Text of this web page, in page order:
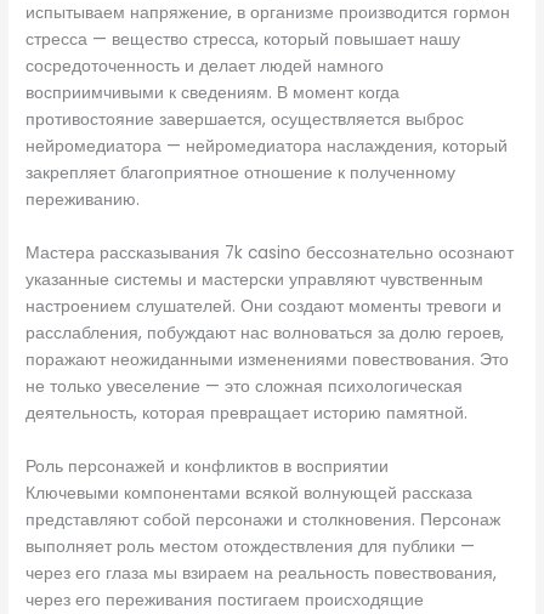
испытываем напряжение, в организме производится гормон
стресса — вещество стресса, который повышает нашу
сосредоточенность и делает людей намного
восприимчивыми к сведениям. В момент когда
противостояние завершается, осуществляется выброс
нейромедиатора — нейромедиатора наслаждения, который
закрепляет благоприятное отношение к полученному
переживанию.
Мастера рассказывания 7k casino бессознательно осознают
указанные системы и мастерски управляют чувственным
настроением слушателей. Они создают моменты тревоги и
расслабления, побуждают нас волноваться за долю героев,
поражают неожиданными изменениями повествования. Это
не только увеселение — это сложная психологическая
деятельность, которая превращает историю памятной.
Роль персонажей и конфликтов в восприятии
Ключевыми компонентами всякой волнующей рассказа
представляют собой персонажи и столкновения. Персонаж
выполняет роль местом отождествления для публики —
через его глаза мы взираем на реальность повествования,
через его переживания постигаем происходящие